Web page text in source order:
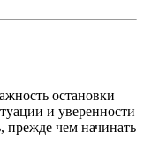
остановки
и уверенности
прежде чем начинать